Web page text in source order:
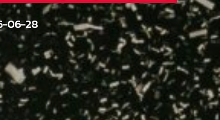
06-28